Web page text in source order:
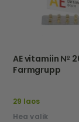
AE vitamiin №
Farmgrupp
29 laos
Hea valik